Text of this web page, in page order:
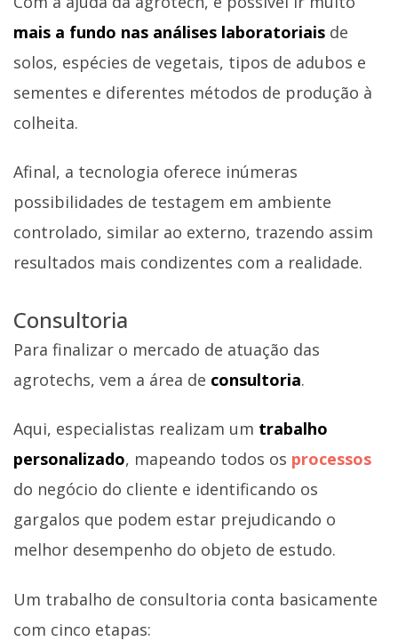
mais a fundo nas análises laboratoriais de
solos, espécies de vegetais, tipos de adubos e
sementes e diferentes métodos de produção à
colheita.
Afinal, a tecnologia oferece inúmeras
possibilidades de testagem em ambiente
controlado, similar ao externo, trazendo assim
resultados mais condizentes com a realidade.
Consultoria
Para finalizar o mercado de atuação das
agrotechs, vem a área de consultoria.
Aqui, especialistas realizam um trabalho
personalizado, mapeando todos os processos
do negócio do cliente e identificando os
gargalos que podem estar prejudicando o
melhor desempenho do objeto de estudo.
Um trabalho de consultoria conta basicamente
com cinco etapas: